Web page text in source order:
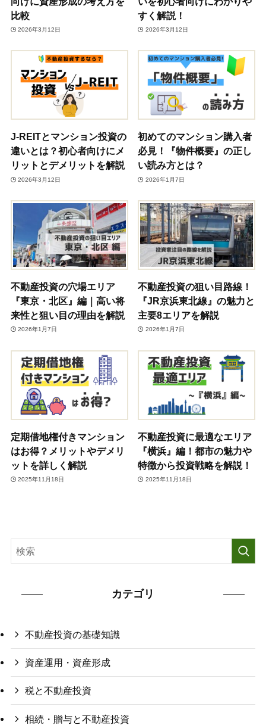
比較
2026年3月12日
すく解説！
2026年3月12日
J-REITとマンション投資の
違いとは？初心者向けにメ
リットとデメリットを解説
2026年3月12日
初めてのマンション購入者
必見！『物件概要』の正し
い読み方とは？
2026年1月7日
不動産投資の穴場エリア
『東京・北区』編｜高い将
来性と狙い目の理由を解説
2026年1月7日
不動産投資の狙い目路線！
『JR京浜東北線』の魅力と
主要8エリアを解説
2026年1月7日
定期借地権付きマンション
はお得？メリットやデメリ
ットを詳しく解説
2025年11月18日
不動産投資に最適なエリア
『横浜』編！都市の魅力や
特徴から投資戦略を解説！
2025年11月18日
カテゴリ
不動産投資の基礎知識
資産運用・資産形成
税と不動産投資
相続・贈与と不動産投資